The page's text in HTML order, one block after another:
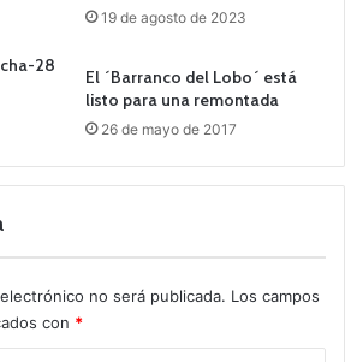
19 de agosto de 2023
28
El ´Barranco del Lobo´ está
listo para una remontada
26 de mayo de 2017
no será publicada. Los campos
con *